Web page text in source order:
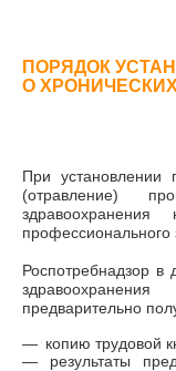
ПОРЯДОК
О
При установлении
(отравление)
профессионального
Роспотребнадзор в
здравоохранения
предварительно
— копию трудовой
—
результаты